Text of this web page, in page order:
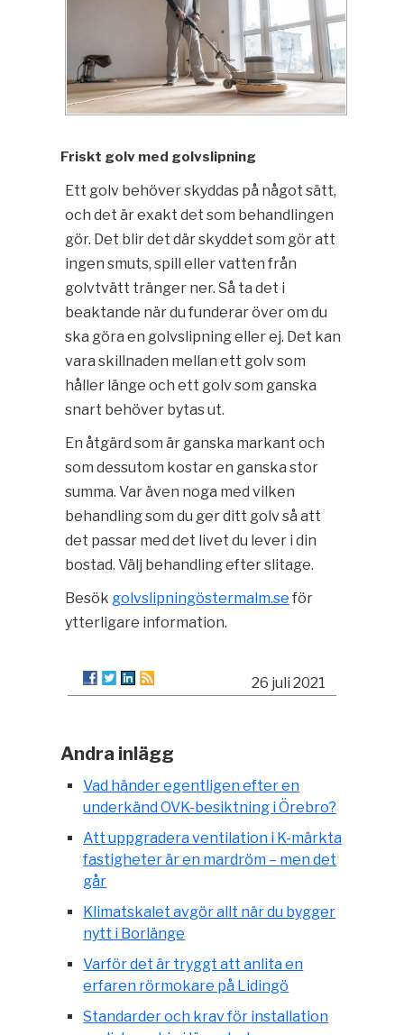
Friskt golv med golvslipning
Ett golv behöver skyddas på något sätt,
och det är exakt det som behandlingen
gör. Det blir det där skyddet som gör att
ingen smuts, spill eller vatten från
golvtvätt tränger ner. Så ta det i
beaktande när du funderar över om du
ska göra en golvslipning eller ej. Det kan
vara skillnaden mellan ett golv som
håller länge och ett golv som ganska
snart behöver bytas ut.
En åtgärd som är ganska markant och
som dessutom kostar en ganska stor
summa. Var även noga med vilken
behandling som du ger ditt golv så att
det passar med det livet du lever i din
bostad. Välj behandling efter slitage.
Besök golvslipningöstermalm.se för
ytterligare information.
26 juli 2021
Andra inlägg
Vad händer egentligen efter en
underkänd OVK-besiktning i Örebro?
Att uppgradera ventilation i K-märkta
fastigheter är en mardröm – men det
går
Klimatskalet avgör allt när du bygger
nytt i Borlänge
Varför det är tryggt att anlita en
erfaren rörmokare på Lidingö
Standarder och krav för installation